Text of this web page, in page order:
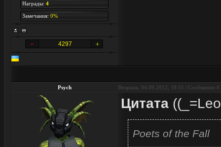
Награды: 4
Замечания: 0%
4297
Psych Вторник, 04.09.2012, 18:51 | Сообщение #
Цитата (
Poets of the Fall